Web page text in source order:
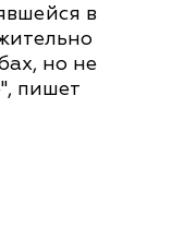
в
но не
пишет